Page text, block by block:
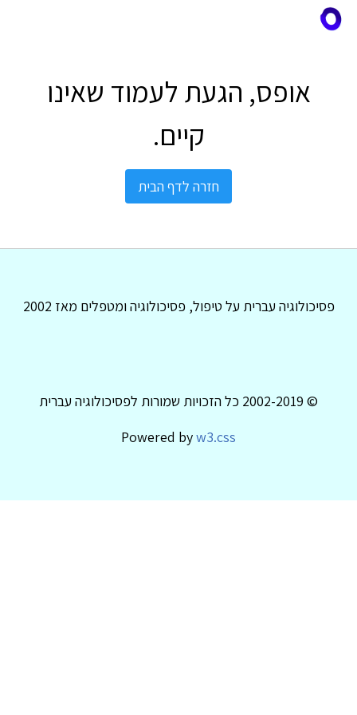
אופס, הגעת לעמוד שאינו
קיים.
חזרה לדף הבית
פסיכולוגיה עברית על טיפול, פסיכולוגיה ומטפלים מאז 2002
© 2002-2019 כל הזכויות שמורות לפסיכולוגיה עברית
Powered byw3.css